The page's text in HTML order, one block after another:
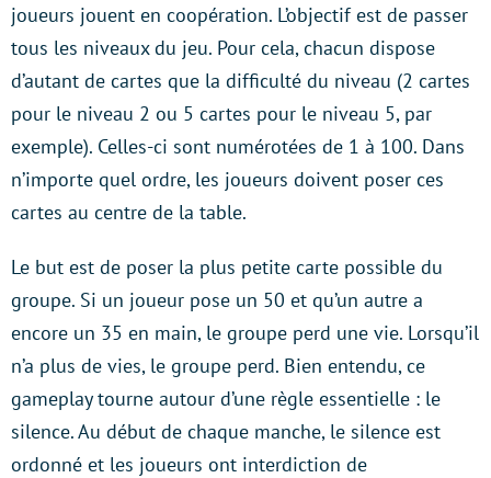
joueurs jouent en coopération. L’objectif est de passer
tous les niveaux du jeu. Pour cela, chacun dispose
d’autant de cartes que la difficulté du niveau (2 cartes
pour le niveau 2 ou 5 cartes pour le niveau 5, par
exemple). Celles-ci sont numérotées de 1 à 100. Dans
n’importe quel ordre, les joueurs doivent poser ces
cartes au centre de la table.
Le but est de poser la plus petite carte possible du
groupe. Si un joueur pose un 50 et qu’un autre a
encore un 35 en main, le groupe perd une vie. Lorsqu’il
n’a plus de vies, le groupe perd. Bien entendu, ce
gameplay tourne autour d’une règle essentielle : le
silence. Au début de chaque manche, le silence est
ordonné et les joueurs ont interdiction de